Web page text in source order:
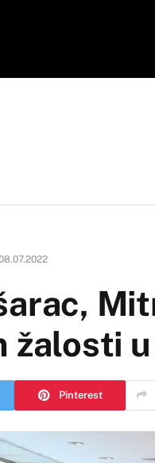
žalosti
Pinterest